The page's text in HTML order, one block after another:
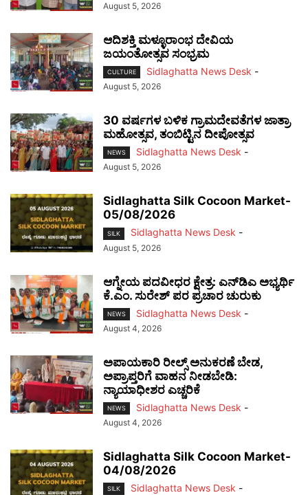
August 5, 2026
ಆದಿಶಕ್ತಿ ಮಳ್ಳೂರಾಂಭ ದೇವಿಯ
ಜಯಂತೋತ್ಸವ ಸಂಭ್ರಮ
CULTURE Sidlaghatta News Desk -
August 5, 2026
30 ವರ್ಷಗಳ ಬಳಿಕ ಗ್ರಾಮದೇವತೆಗಳ ಜಾತ್ರಾ
ಮಹೋತ್ಸವ, ತಂಬಿಟ್ಟಿನ ದೀಪೋತ್ಸವ
NEWS Sidlaghatta News Desk -
August 5, 2026
Sidlaghatta Silk Cocoon Market-
05/08/2026
SILK Sidlaghatta News Desk -
August 5, 2026
ಆಗ್ನೇಯ ಪದವೀಧರ ಕ್ಷೇತ್ರ: ಎನ್‌ಡಿಎ ಅಭ್ಯರ್ಥಿ
ಕೆ.ಎಂ. ಸುರೇಶ್ ಪರ ಪ್ರಚಾರ ಚುರುಕು
NEWS Sidlaghatta News Desk -
August 4, 2026
ಅಪಾಯಕಾರಿ ರೀಲ್ಸ್ ಅನುಕರಣೆ ಬೇಡ,
ಅಪ್ರಾಪ್ತರಿಗೆ ವಾಹನ ನೀಡಬೇಡಿ:
ನ್ಯಾಯಾಧೀಶರ ಎಚ್ಚರಿಕೆ
NEWS Sidlaghatta News Desk -
August 4, 2026
Sidlaghatta Silk Cocoon Market-
04/08/2026
SILK Sidlaghatta News Desk -